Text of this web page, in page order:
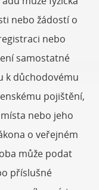
nebo žádostí o
nebo
samostatné
k důchodovému
pojištění,
nebo jeho
o veřejném
může podat
příslušné